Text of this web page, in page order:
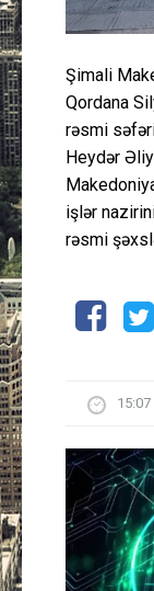
Şimali
Qordana
rəsmi
Heydər
işlər
rəsmi
15:07